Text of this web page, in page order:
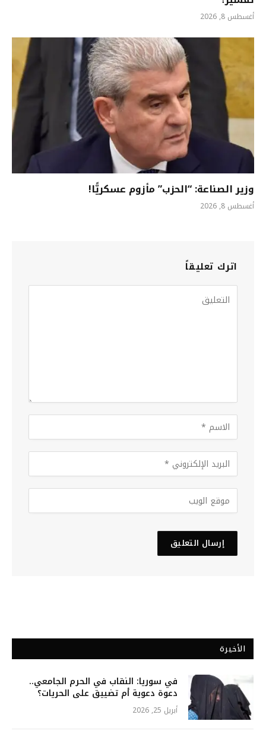
أغسطس 8, 2026
وزير الصناعة: “الحزب” مأزوم عسكريًّا!
أغسطس 8, 2026
اترك تعليقاً
الأخيرة
في سوريا: النقاب في الحرم الجامعي..
دعوة دعوية أم تضييق على الحريات؟
أبريل 25, 2026